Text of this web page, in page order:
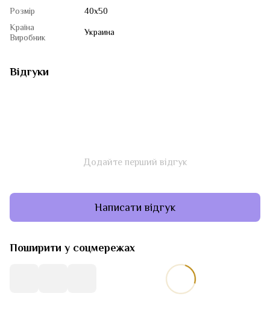
Розмір
40x50
Країна
Виробник
Украина
Відгуки
Додайте перший відгук
Написати відгук
Поширити у соцмережах